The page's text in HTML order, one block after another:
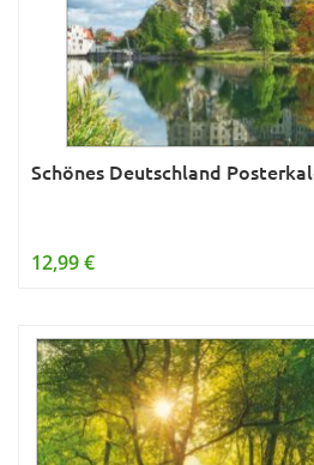
Sternzeichen & Mond
Tiere
Verkehr & Technik
Was ist was
Was ist was; Städte
Young Adult
Schönes Deutschland
12,99 €